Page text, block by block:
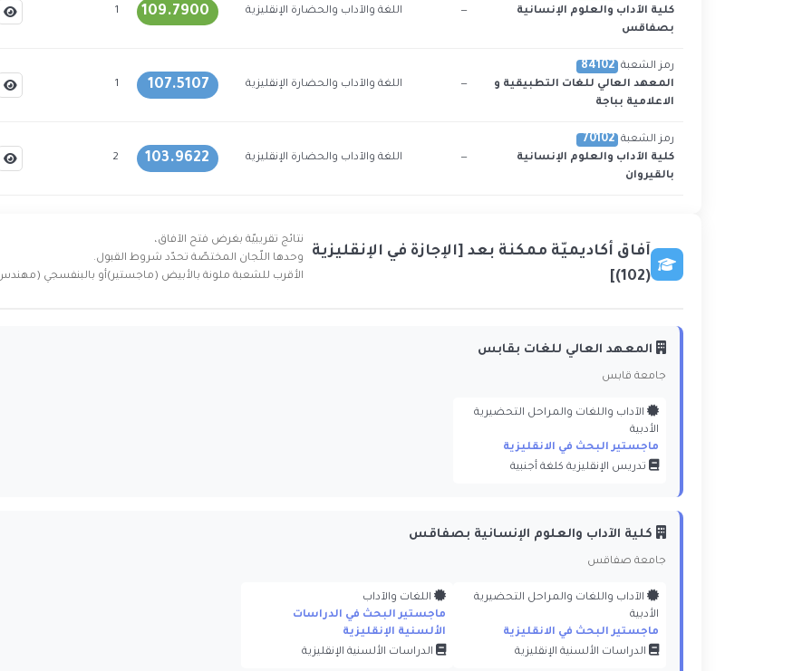
كلية الآداب والعلوم الإنسانية
بصفاقس
— اللغة والآداب والحضارة الإنقليزية 109.7900
1
رمز الشعبة 84102
المعهد العالي للغات التطبيقية و
الاعلامية بباجة
— اللغة والآداب والحضارة الإنقليزية 107.5107
1
رمز الشعبة 70102
كلية الآداب والعلوم الإنسانية
بالقيروان
— اللغة والآداب والحضارة الإنقليزية 103.9622
2
آفاق أكاديميّة ممكنة بعد [الإجازة في الإنقليزية
(102)]
نتائج تقريبيّة بغرض فتح الآفاق،
وحدها اللّجان المختصّة تحدّد شروط القبول.
الأقرب للشعبة ملونة بالأبيض (ماجستير)أو بالبنفسجي
المعهد العالي للغات بقابس
جامعة قابس
الآداب واللغات والمراحل التحضيرية
الأدبية
ماجستير البحث في الانقليزية
تدريس الإنقليزية كلغة أجنبية
كلية الآداب والعلوم الإنسانية بصفاقس
جامعة صفاقس
الآداب واللغات والمراحل التحضيرية
الأدبية
ماجستير البحث في الانقليزية
الدراسات الألسنية الإنقليزية
اللغات والآداب
ماجستير البحث في الدراسات
الألسنية الإنقليزية
الدراسات الألسنية الإنقليزية